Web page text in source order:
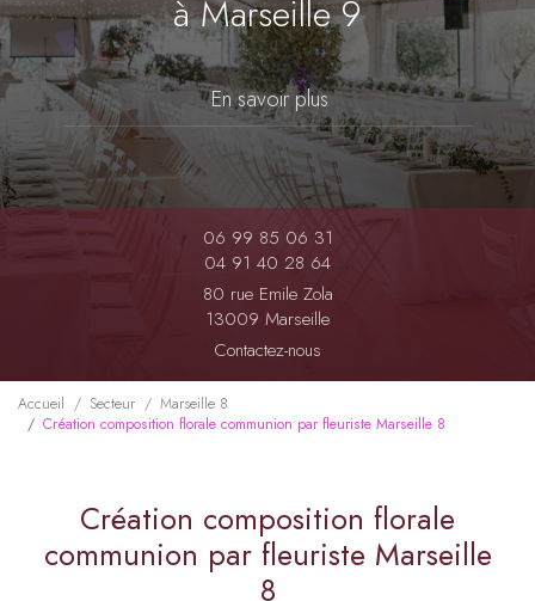
à Marseille 9
En savoir plus
06 99 85 06 31
04 91 40 28 64
80 rue Emile Zola
13009 Marseille
Contactez-nous
Accueil Secteur
Marseille 8
Création composition florale communion par fleuriste Marseille 8
Création composition florale
communion par fleuriste Marseille
8